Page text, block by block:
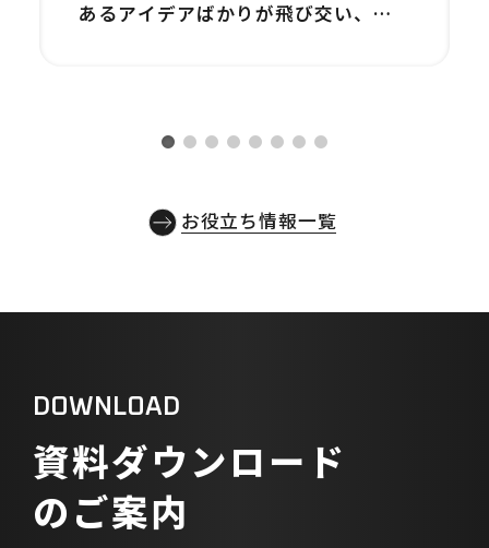
あるアイデアばかりが飛び交い、結
悩みに、心から寄り添いたいと考え
ているのか見えない状況で、新たな
事では、この閉塞感を打ち破り、デ
結論から申し上げると、会議で「既
視感のあるアイデア」しか出ない状
況を根本から変えるには、「客観的
なデータに基づく仮説検証」「現場
への徹底した伴走支援」「明確な
お役立ち情報一覧
DOW N LOA D
資料ダウンロー ド
のご案内